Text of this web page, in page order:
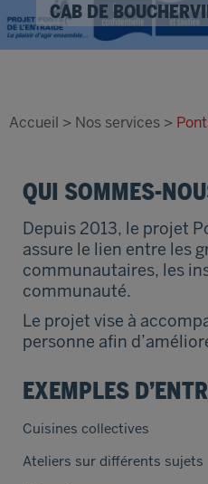
CAB DE
Accueil > Nos services >
QUI SOMMES-
Depuis 2013, le projet
assure le lien entre les
communautaires, les
communauté.
Le projet vise à
personne afin
EXEMPLES
Cuisines collectives
Ateliers sur différents sujets